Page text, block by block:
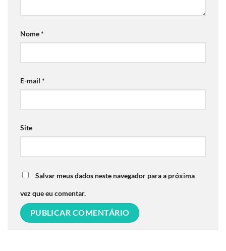
Nome*
E-mail *
Site
Salvar meus dados neste navegador para a próxima
vez que eu comentar.